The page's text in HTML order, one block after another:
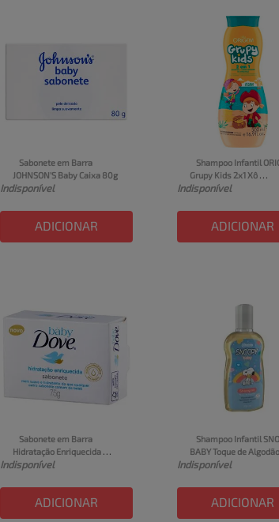
Sabonete em Barra
JOHNSON'S Baby Caixa 80g
Indisponível
ADICIONAR
Shampoo Infantil
Grupy Kids 2x1 Xô
Embaraço 500ml
Indisponível
ADICIONAR
Sabonete em Barra
Hidratação Enriquecida
Dove Baby Caixa 75g
Indisponível
ADICIONAR
Shampoo Infantil
BABY Toque de Algodão
200ml
Indisponível
ADICIONAR